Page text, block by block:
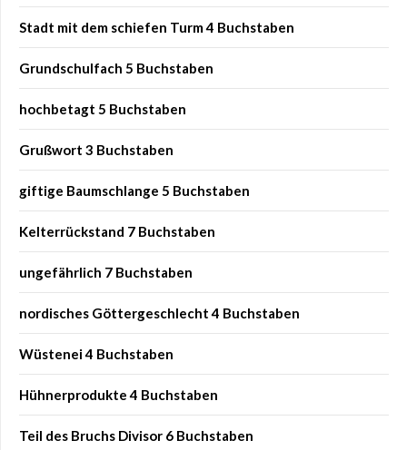
Stadt mit dem schiefen Turm 4 Buchstaben
Grundschulfach 5 Buchstaben
hochbetagt 5 Buchstaben
Grußwort 3 Buchstaben
giftige Baumschlange 5 Buchstaben
Kelterrückstand 7 Buchstaben
ungefährlich 7 Buchstaben
nordisches Göttergeschlecht 4 Buchstaben
Wüstenei 4 Buchstaben
Hühnerprodukte 4 Buchstaben
Teil des Bruchs Divisor 6 Buchstaben